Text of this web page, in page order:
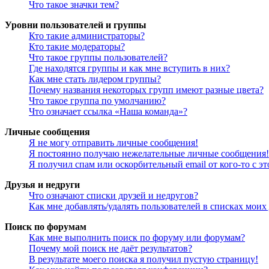
Что такое значки тем?
Уровни пользователей и группы
Кто такие администраторы?
Кто такие модераторы?
Что такое группы пользователей?
Где находятся группы и как мне вступить в них?
Как мне стать лидером группы?
Почему названия некоторых групп имеют разные цвета?
Что такое группа по умолчанию?
Что означает ссылка «Наша команда»?
Личные сообщения
Я не могу отправить личные сообщения!
Я постоянно получаю нежелательные личные сообщения!
Я получил спам или оскорбительный email от кого-то с
Друзья и недруги
Что означают списки друзей и недругов?
Как мне добавлять/удалять пользователей в списках
Поиск по форумам
Как мне выполнить поиск по форуму или форумам?
Почему мой поиск не даёт результатов?
В результате моего поиска я получил пустую страницу!